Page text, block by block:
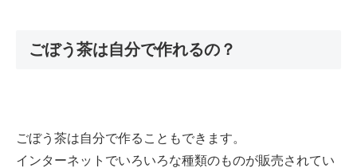
ごぼう茶は自分で作れるの？
ごぼう茶は自分で作ることもできます。
インターネットでいろいろな種類のものが販売されてい